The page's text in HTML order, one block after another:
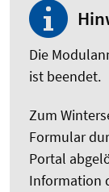
Die
ist beendet.
Zum
Formular
Portal
Information